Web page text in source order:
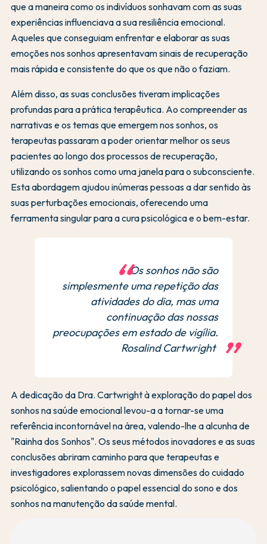
que a maneira como os indivíduos sonhavam com as suas
experiências influenciava a sua resiliência emocional.
Aqueles que conseguiam enfrentar e elaborar as suas
emoções nos sonhos apresentavam sinais de recuperação
mais rápida e consistente do que os que não o faziam.
Além disso, as suas conclusões tiveram implicações
profundas para a prática terapêutica. Ao compreender as
narrativas e os temas que emergem nos sonhos, os
terapeutas passaram a poder orientar melhor os seus
pacientes ao longo dos processos de recuperação,
utilizando os sonhos como uma janela para o subconsciente.
Esta abordagem ajudou inúmeras pessoas a dar sentido às
suas perturbações emocionais, oferecendo uma
ferramenta singular para a cura psicológica e o bem-estar.
Os sonhos não são
simplesmente uma repetição das
atividades do dia, mas uma
continuação das nossas
preocupações em estado de vigília.
Rosalind Cartwright
A dedicação da Dra. Cartwright à exploração do papel dos
sonhos na saúde emocional levou-a a tornar-se uma
referência incontornável na área, valendo-lhe a alcunha de
"Rainha dos Sonhos". Os seus métodos inovadores e as suas
conclusões abriram caminho para que terapeutas e
investigadores explorassem novas dimensões do cuidado
psicológico, salientando o papel essencial do sono e dos
sonhos na manutenção da saúde mental.